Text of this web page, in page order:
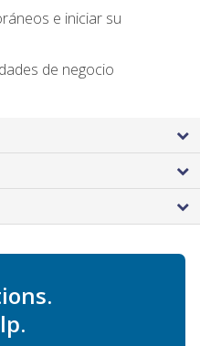
e iniciar su
de negocio